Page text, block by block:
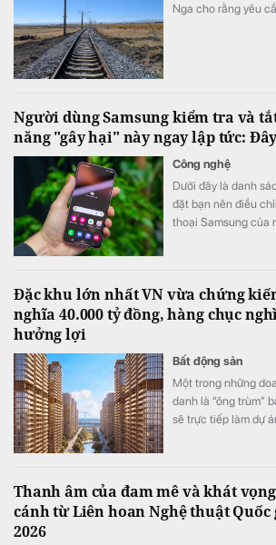
Nga cho rằng yêu
Người dùng Samsung kiểm tra và
năng "gây hại" này ngay lập tức:
Công nghệ
Dưới đây là danh
đặt bạn nên điều
thoại Samsung của
Đặc khu lớn nhất VN vừa chứng
nghĩa 40.000 tỷ đồng, hàng chục
hưởng lợi
Bất động sản
Một trong những
danh là “ông trùm”
sẽ trực tiếp làm dự
Thanh âm của đam mê và khát
cánh từ Liên hoan Nghệ thuật Quốc
2026